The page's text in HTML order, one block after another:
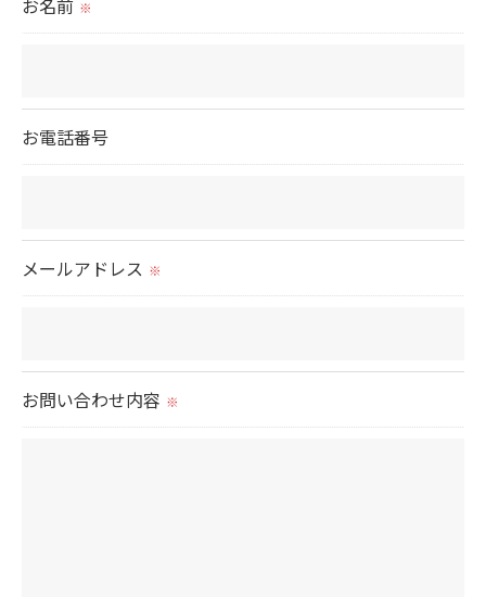
当社では、利用目的の達成に必要な範囲において、
お名前 ※
お電話番号
メールアドレス ※
お問い合わせ内容 ※